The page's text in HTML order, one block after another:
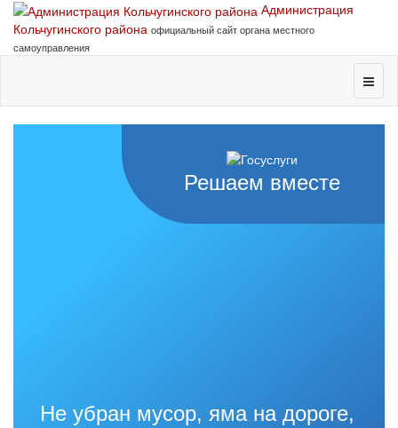
Администрация
Кольчугинского района официальный сайт органа местного
самоуправления
Решаем вместе
Не убран мусор, яма на дороге,